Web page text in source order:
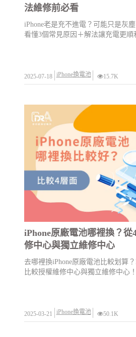
法維修前必看
iPhone老是充不進電？可能只是灰
看懂3個常見原因＋解法讓充電更順
2025-07-18 iPhone換電池 15.7K
iPhone原廠電池哪裡換？從
修中心與獨立維修中心
去哪裡換iPhone原廠電池比較划算
比較授權維修中心與獨立維修中心！
2025-03-21 iPhone換電池 50.1K